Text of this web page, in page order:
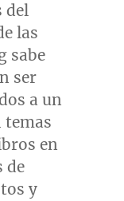
del
las
sabe
ser
a un
temas
en
de
y